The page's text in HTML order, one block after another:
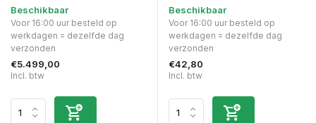
Beschikbaar
Voor 16:00 uur besteld op
werkdagen = dezelfde dag
verzonden
€5.499,00
Incl. btw
Beschikbaar
Voor 16:00 uur besteld op
werkdagen = dezelfde dag
verzonden
€42,80
Incl. btw